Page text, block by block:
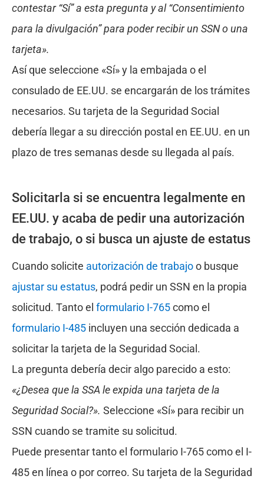
contestar “Sí” a esta pregunta y al “Consentimiento
para la divulgación” para poder recibir un SSN o una
tarjeta».
Así que seleccione «Sí» y la embajada o el
consulado de EE.UU. se encargarán de los trámites
necesarios. Su tarjeta de la Seguridad Social
debería llegar a su dirección postal en EE.UU. en un
plazo de tres semanas desde su llegada al país.
Solicitarla si se encuentra legalmente en
EE.UU. y acaba de pedir una autorización
de trabajo, o si busca un ajuste de estatus
Cuando solicite autorización de trabajoo busque
ajustar su estatus, podrá pedir un SSN en la propia
solicitud. Tanto el formulario I-765como el
formulario I-485 incluyen una sección dedicada a
solicitar la tarjeta de la Seguridad Social.
La pregunta debería decir algo parecido a esto:
«¿Desea que la SSA le expida una tarjeta de la
Seguridad Social?». Seleccione «Sí» para recibir un
SSN cuando se tramite su solicitud.
Puede presentar tanto el formulario I-765 como el I-
485 en línea o por correo. Su tarjeta de la Seguridad